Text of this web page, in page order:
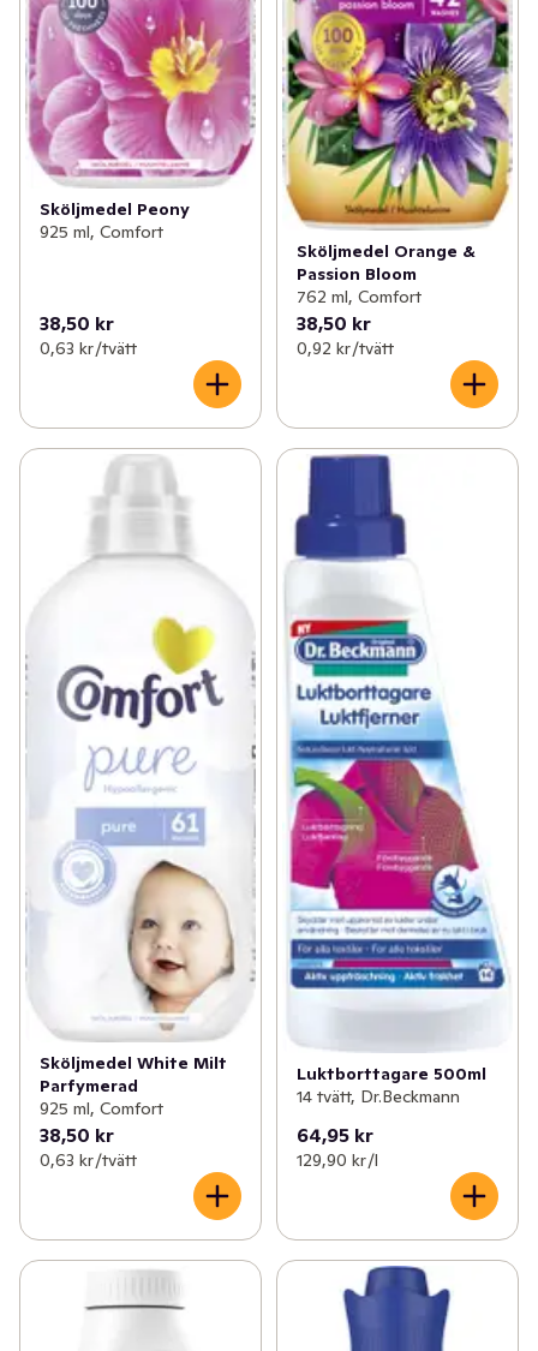
Sköljmedel Peony
925 ml, Comfort
38,50 kr
0,63 kr /tvätt
Sköljmedel Orange &
Passion Bloom
762 ml, Comfort
38,50 kr
0,92 kr /tvätt
Sköljmedel White Milt
Parfymerad
925 ml, Comfort
38,50 kr
0,63 kr /tvätt
Luktborttagare 500ml
14 tvätt, Dr.Beckmann
64,95 kr
129,90 kr /l